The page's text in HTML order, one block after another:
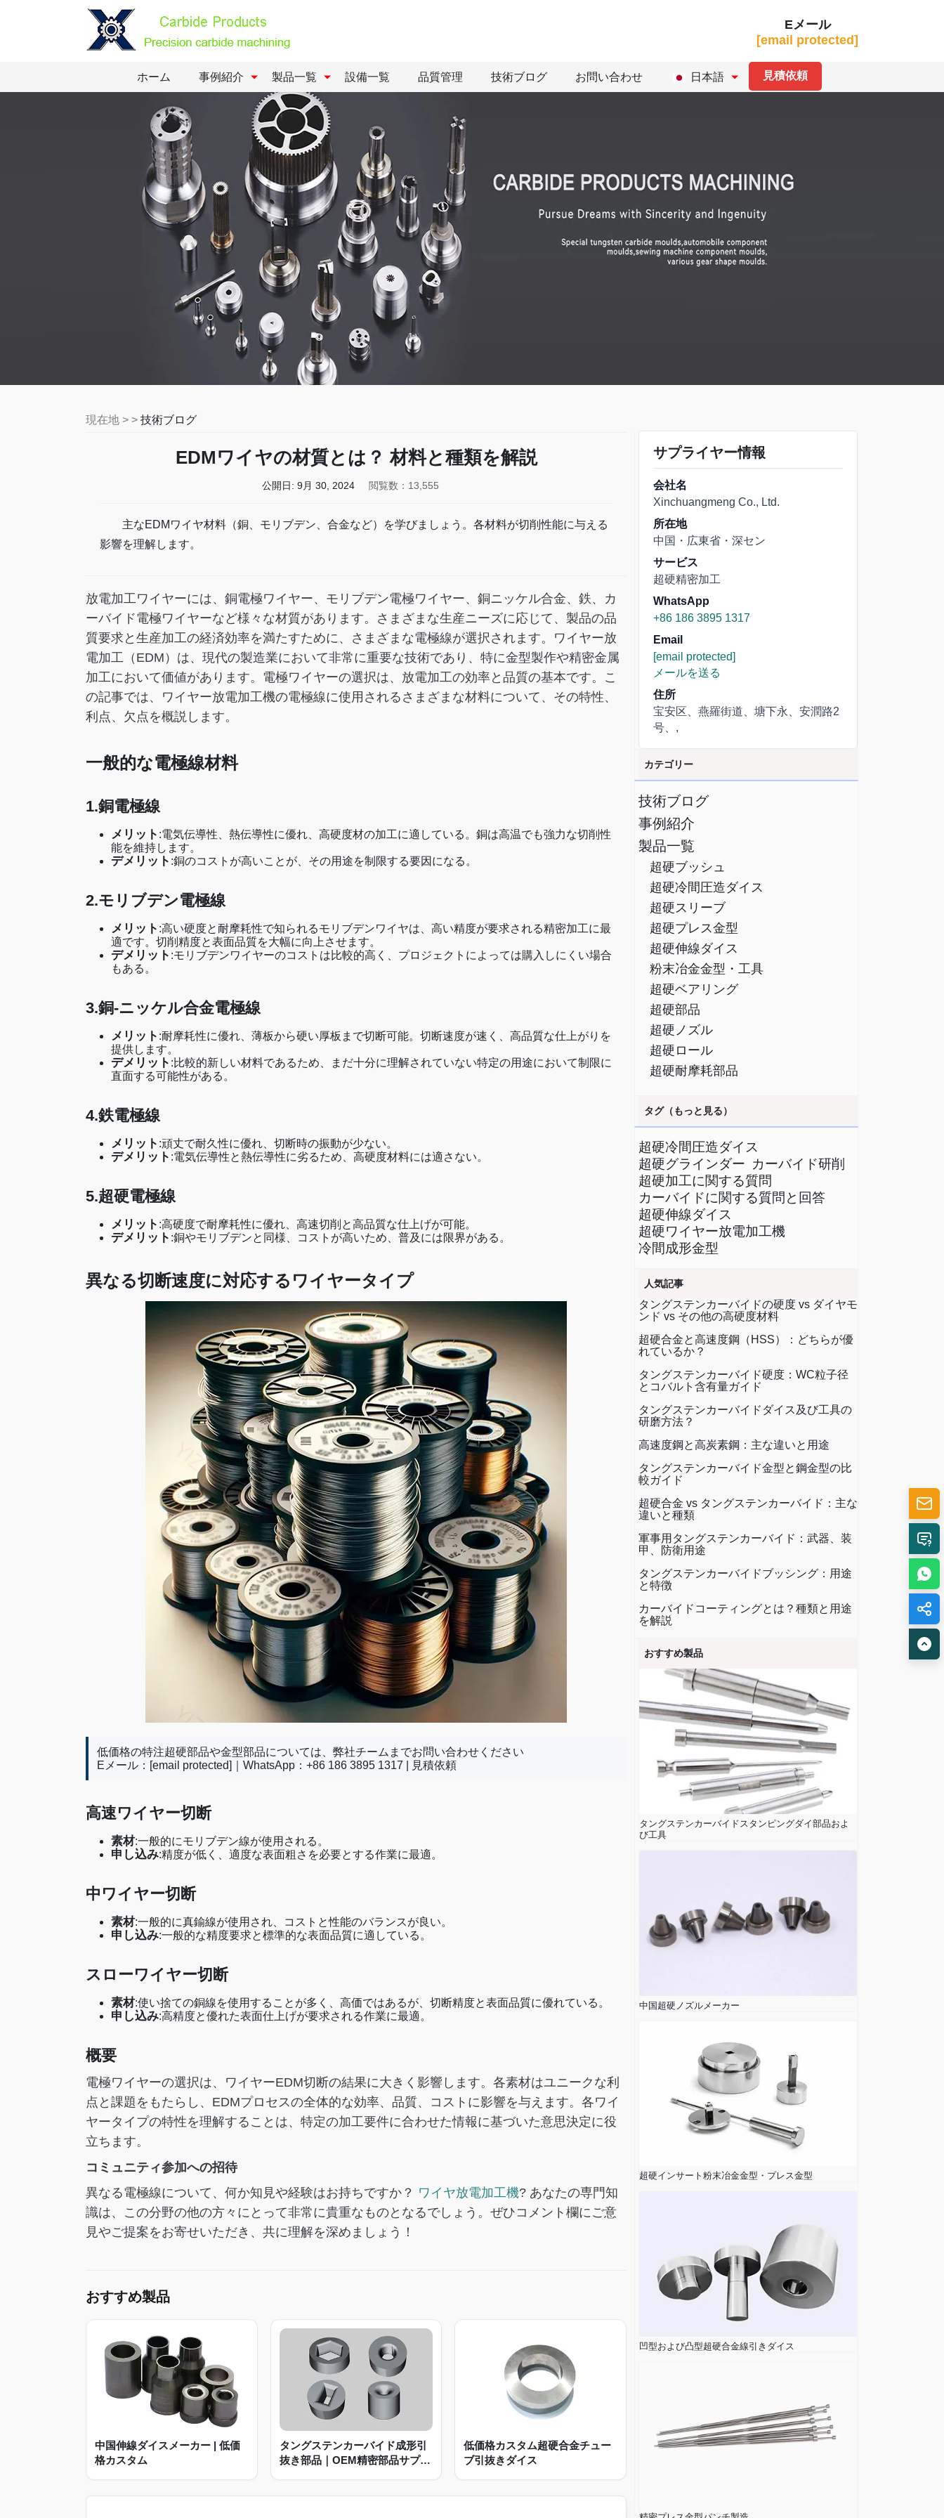
Eメール
[email protected]
ホーム 事例紹介 製品一覧 設備一覧 品質管理 技術ブログ お問い合わせ 日本語 見積依頼
現在地 > > 技術ブログ
EDMワイヤの材質とは？ 材料と種類を解説
公開日: 9月 30, 2024 閲覧数：13,555
主なEDMワイヤ材料（銅、モリブデン、合金など）を学びましょう。各材料が切削性能に与える
影響を理解します。
放電加工ワイヤーには、銅電極ワイヤー、モリブデン電極ワイヤー、銅ニッケル合金、鉄、カ
ーバイド電極ワイヤーなど様々な材質があります。さまざまな生産ニーズに応じて、製品の品
質要求と生産加工の経済効率を満たすために、さまざまな電極線が選択されます。ワイヤー放
電加工（EDM）は、現代の製造業において非常に重要な技術であり、特に金型製作や精密金属
加工において価値があります。電極ワイヤーの選択は、放電加工の効率と品質の基本です。こ
の記事では、ワイヤー放電加工機の電極線に使用されるさまざまな材料について、その特性、
利点、欠点を概説します。
一般的な電極線材料
1.銅電極線
メリット :電気伝導性、熱伝導性に優れ、高硬度材の加工に適している。銅は高温でも強力な切削性
能を維持します。
デメリット :銅のコストが高いことが、その用途を制限する要因になる。
2.モリブデン電極線
メリット :高い硬度と耐摩耗性で知られるモリブデンワイヤは、高い精度が要求される精密加工に最
適です。切削精度と表面品質を大幅に向上させます。
デメリット :モリブデンワイヤーのコストは比較的高く、プロジェクトによっては購入しにくい場合
もある。
3.銅-ニッケル合金電極線
メリット :耐摩耗性に優れ、薄板から硬い厚板まで切断可能。切断速度が速く、高品質な仕上がりを
提供します。
デメリット :比較的新しい材料であるため、まだ十分に理解されていない特定の用途において制限に
直面する可能性がある。
4.鉄電極線
メリット :頑丈で耐久性に優れ、切断時の振動が少ない。
デメリット :電気伝導性と熱伝導性に劣るため、高硬度材料には適さない。
5.超硬電極線
メリット :高硬度で耐摩耗性に優れ、高速切削と高品質な仕上げが可能。
デメリット :銅やモリブデンと同様、コストが高いため、普及には限界がある。
異なる切断速度に対応するワイヤータイプ
低価格の特注超硬部品や金型部品については、弊社チームまでお問い合わせください
Eメール： [email protected] ｜WhatsApp：+86 186 3895 1317 | 見積依頼
高速ワイヤー切断
素材:一般的にモリブデン線が使用される。
申し込み:精度が低く、適度な表面粗さを必要とする作業に最適。
中ワイヤー切断
素材:一般的に真鍮線が使用され、コストと性能のバランスが良い。
申し込み:一般的な精度要求と標準的な表面品質に適している。
スローワイヤー切断
素材:使い捨ての銅線を使用することが多く、高価ではあるが、切断精度と表面品質に優れている。
申し込み:高精度と優れた表面仕上げが要求される作業に最適。
概要
電極ワイヤーの選択は、ワイヤーEDM切断の結果に大きく影響します。各素材はユニークな利
点と課題をもたらし、EDMプロセスの全体的な効率、品質、コストに影響を与えます。各ワイ
ヤータイプの特性を理解することは、特定の加工要件に合わせた情報に基づいた意思決定に役
立ちます。
コミュニティ参加への招待
異なる電極線について、何か知見や経験はお持ちですか？ ワイヤ放電加工機? あなたの専門知
識は、この分野の他の方々にとって非常に貴重なものとなるでしょう。ぜひコメント欄にご意
見やご提案をお寄せいただき、共に理解を深めましょう！
おすすめ製品
中国伸線ダイスメーカー | 低価
格カスタム
タングステンカーバイド成形引
抜き部品｜OEM精密部品サプラ
低価格カスタム超硬合金チュー
ブ引抜きダイス
サプライヤー情報
会社名
Xinchuangmeng Co., Ltd.
所在地
中国・広東省・深セン
サービス
超硬精密加工
WhatsApp
+86 186 3895 1317
Email
[email protected]
メールを送る
住所
宝安区、燕羅街道、塘下永、安潤路2
号、,
カテゴリー
技術ブログ
事例紹介
製品一覧
超硬ブッシュ
超硬冷間圧造ダイス
超硬スリーブ
超硬プレス金型
超硬伸線ダイス
粉末冶金金型・工具
超硬ベアリング
超硬部品
超硬ノズル
超硬ロール
超硬耐摩耗部品
タグ（もっと見る）
超硬冷間圧造ダイス
超硬グラインダー カーバイド研削
超硬加工に関する質問
カーバイドに関する質問と回答
超硬伸線ダイス
超硬ワイヤー放電加工機
冷間成形金型
人気記事
タングステンカーバイドの硬度 vs ダイヤモ
ンド vs その他の高硬度材料
超硬合金と高速度鋼（HSS）：どちらが優
れているか？
タングステンカーバイド硬度：WC粒子径
とコバルト含有量ガイド
タングステンカーバイドダイス及び工具の
研磨方法？
高速度鋼と高炭素鋼：主な違いと用途
タングステンカーバイド金型と鋼金型の比
較ガイド
超硬合金 vs タングステンカーバイド：主な
違いと種類
軍事用タングステンカーバイド：武器、装
甲、防衛用途
タングステンカーバイドブッシング：用途
と特徴
カーバイドコーティングとは？種類と用途
を解説
おすすめ製品
タングステンカーバイドスタンピングダイ部品およ
び工具
中国超硬ノズルメーカー
超硬インサート粉末冶金金型・プレス金型
凹型および凸型超硬合金線引きダイス